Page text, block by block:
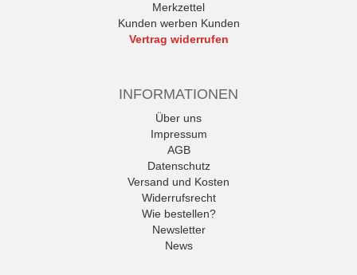
Merkzettel
Kunden werben Kunden
Vertrag widerrufen
INFORMATIONEN
Über uns
Impressum
AGB
Datenschutz
Versand und Kosten
Widerrufsrecht
Wie bestellen?
Newsletter
News